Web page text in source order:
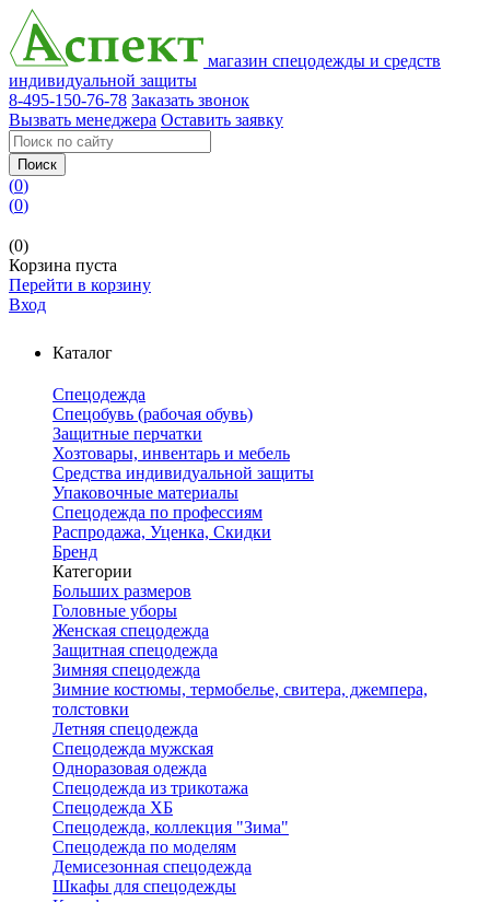
магазин спецодежды и средств
индивидуальной защиты
8-495-150-76-78 Заказать звонок
Вызвать менеджера Оставить заявку
Поиск
(0)
(0)
(0)
Корзина пуста
Перейти в корзину
Вход
Каталог
Спецодежда
Спецобувь (рабочая обувь)
Защитные перчатки
Хозтовары, инвентарь и мебель
Средства индивидуальной защиты
Упаковочные материалы
Спецодежда по профессиям
Распродажа, Уценка, Скидки
Бренд
Категории
Больших размеров
Головные уборы
Женская спецодежда
Защитная спецодежда
Зимняя спецодежда
Зимние костюмы, термобелье, свитера, джемпера,
толстовки
Летняя спецодежда
Спецодежда мужская
Одноразовая одежда
Спецодежда из трикотажа
Спецодежда ХБ
Спецодежда, коллекция "Зима"
Спецодежда по моделям
Демисезонная спецодежда
Шкафы для спецодежды